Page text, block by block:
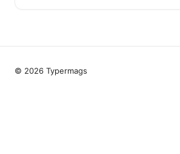
© 2026 Typermags